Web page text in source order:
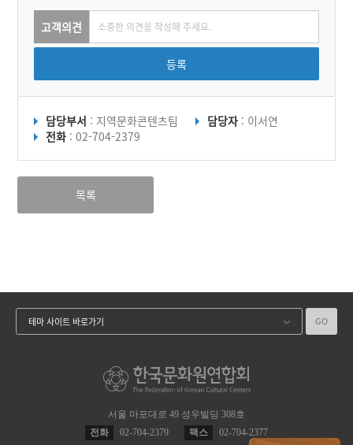
고객의견
등록
담당부서 : 지역문화콘텐츠팀 담당자 : 이서연
전화 : 02-704-2379
목록
서울 마포대로 49 성우빌딩 308호
전화
02-704-2379 팩스 02-704-2377
테마 사이트 바로가기 GO